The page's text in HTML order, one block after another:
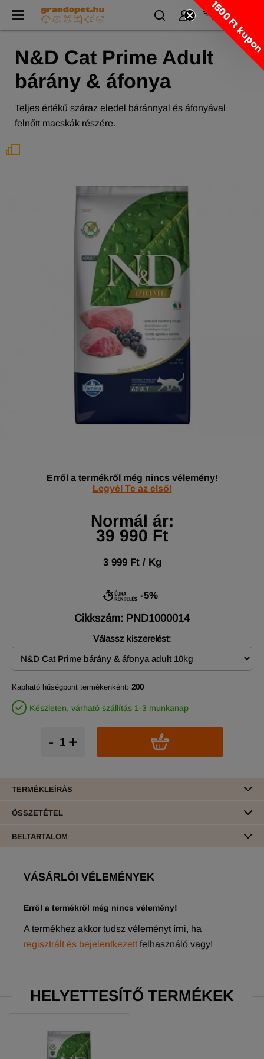
N&D Cat Prime Adult
bárány & áfonya
Teljes értékű száraz eledel báránnyal és áfonyával
felnőtt macskák részére.
Erről a termékről még nincs vélemény!
Legyél Te az első!
Normál ár:
39 990 Ft
3 999 Ft / Kg
-5%
Cikkszám: PND1000014
Válassz kiszerelést:
Kapható hűségpont termékenként: 200
Készleten, várható szállítás 1-3 munkanap
+
-
TERMÉKLEÍRÁS
ÖSSZETÉTEL
BELTARTALOM
VÁSÁRLÓI VÉLEMÉNYEK
Erről a termékről még nincs vélemény!
A termékhez akkor tudsz véleményt írni, ha
regisztrált és bejelentkezett felhasználó vagy!
HELYETTESÍTŐ TERMÉKEK
1500 Ft